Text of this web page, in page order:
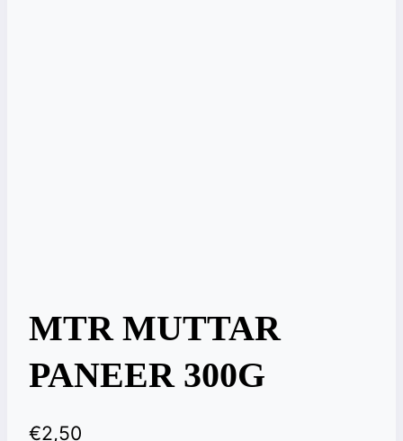
MTR MUTTAR
PANEER 300G
€2,50